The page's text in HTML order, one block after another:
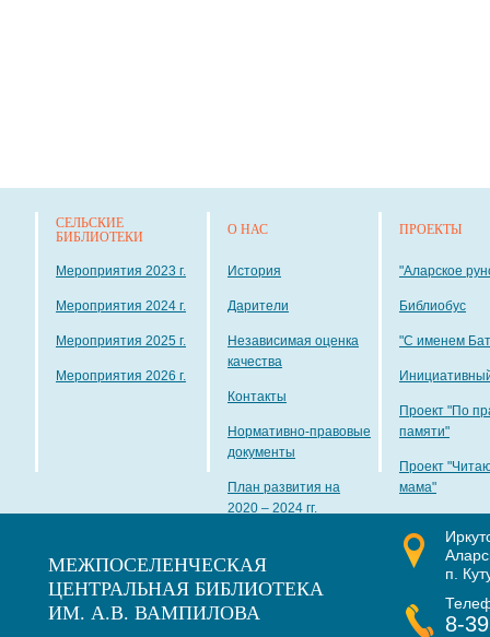
СЕЛЬСКИЕ
БИБЛИОТЕКИ
Мероприятия 2023 г.
Мероприятия 2024 г.
Мероприятия 2025 г.
Мероприятия 2026 г.
О НАС
История
Дарители
Независимая оценка
качества
Контакты
Нормативно-правовые
документы
План развития на
2020 – 2024 гг.
ПРОЕКТЫ
"Аларское
Библиобус
"С именем
Проект "По
памяти"
Проект
мама"
МЕЖПОСЕЛЕНЧЕСКАЯ
ЦЕНТРАЛЬНАЯ БИБЛИОТЕКА
ИМ. А.В. ВАМПИЛОВА
п.
8-